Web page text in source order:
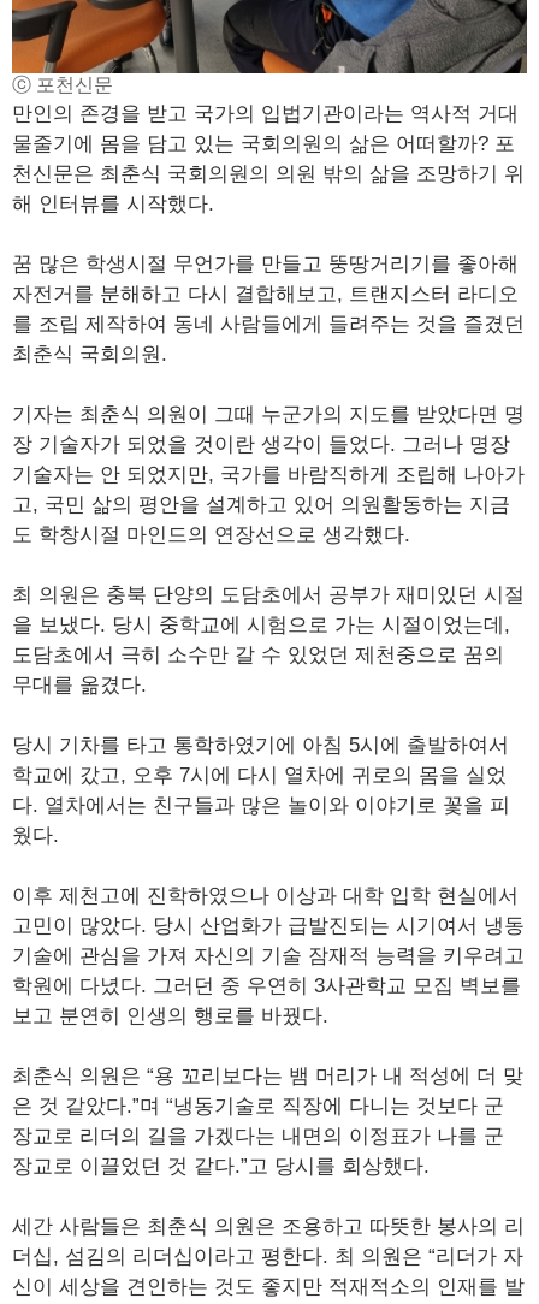
ⓒ 포천신문
만인의 존경을 받고 국가의 입법기관이라는 역사적 거대
물줄기에 몸을 담고 있는 국회의원의 삶은 어떠할까? 포
천신문은 최춘식 국회의원의 의원 밖의 삶을 조망하기 위
해 인터뷰를 시작했다.
꿈 많은 학생시절 무언가를 만들고 뚱땅거리기를 좋아해
자전거를 분해하고 다시 결합해보고, 트랜지스터 라디오
를 조립 제작하여 동네 사람들에게 들려주는 것을 즐겼던
최춘식 국회의원.
기자는 최춘식 의원이 그때 누군가의 지도를 받았다면 명
장 기술자가 되었을 것이란 생각이 들었다. 그러나 명장
기술자는 안 되었지만, 국가를 바람직하게 조립해 나아가
고, 국민 삶의 평안을 설계하고 있어 의원활동하는 지금
도 학창시절 마인드의 연장선으로 생각했다.
최 의원은 충북 단양의 도담초에서 공부가 재미있던 시절
을 보냈다. 당시 중학교에 시험으로 가는 시절이었는데,
도담초에서 극히 소수만 갈 수 있었던 제천중으로 꿈의
무대를 옮겼다.
당시 기차를 타고 통학하였기에 아침 5시에 출발하여서
학교에 갔고, 오후 7시에 다시 열차에 귀로의 몸을 실었
다. 열차에서는 친구들과 많은 놀이와 이야기로 꽃을 피
웠다.
이후 제천고에 진학하였으나 이상과 대학 입학 현실에서
고민이 많았다. 당시 산업화가 급발진되는 시기여서 냉동
기술에 관심을 가져 자신의 기술 잠재적 능력을 키우려고
학원에 다녔다. 그러던 중 우연히 3사관학교 모집 벽보를
보고 분연히 인생의 행로를 바꿨다.
최춘식 의원은 “용 꼬리보다는 뱀 머리가 내 적성에 더 맞
은 것 같았다.”며 “냉동기술로 직장에 다니는 것보다 군
장교로 리더의 길을 가겠다는 내면의 이정표가 나를 군
장교로 이끌었던 것 같다.”고 당시를 회상했다.
세간 사람들은 최춘식 의원은 조용하고 따뜻한 봉사의 리
더십, 섬김의 리더십이라고 평한다. 최 의원은 “리더가 자
신이 세상을 견인하는 것도 좋지만 적재적소의 인재를 발